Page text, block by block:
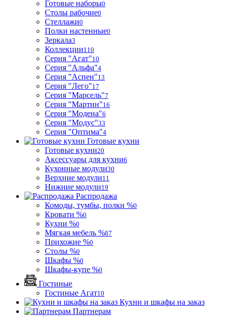
Готовые наборы0
Столы рабочие0
Стеллажи0
Полки настенные0
Зеркала3
Коллекции110
Серия "Агат"10
Серия "Альфа"4
Серия "Аспен"13
Серия "Лего"17
Серия "Марсель"7
Серия "Мартин"16
Серия "Модена"6
Серия "Модус"33
Серия "Оптима"4
Готовые кухни
Готовые кухни20
Аксессуары для кухни6
Кухонные модули30
Верхние модули11
Нижние модули19
Распродажа
Комоды, тумбы, полки %0
Кровати %0
Кухни %0
Мягкая мебель %87
Прихожие %0
Столы %0
Шкафы %0
Шкафы-купе %0
Гостиные
Гостиные Агат10
Кухни и шкафы на заказ
Партнерам